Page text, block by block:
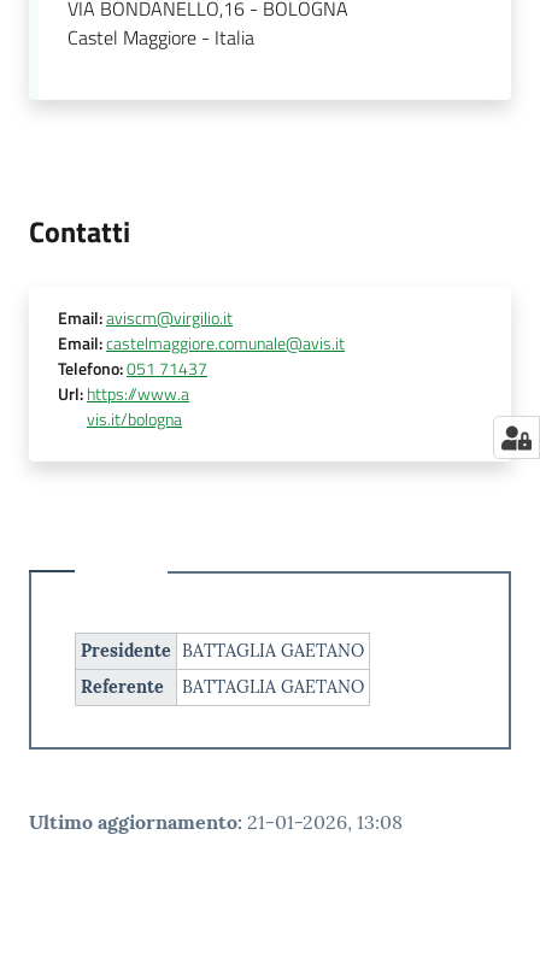
VIA BONDANELLO,16 - BOLOGNA
Castel Maggiore - Italia
Contatti
Email:aviscm@virgilio.it
Email:castelmaggiore.comunale@avis.it
Telefono:051 71437
Url:https://www.a
vis.it/bologna
Presidente BATTAGLIA GAETANO
Referente
BATTAGLIA GAETANO
Ultimo aggiornamento: 21-01-2026, 13:08